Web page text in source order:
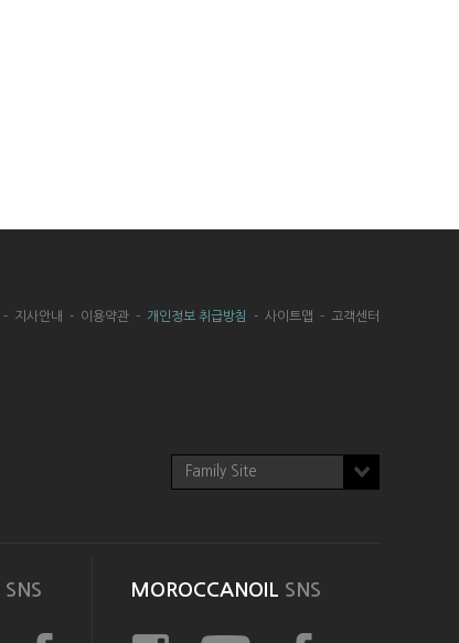
- 지사안내 - 이용약관 - 개인정보 취급방침 - 사이트맵 - 고객센터
Family Site
SNS MOROCCANOIL SNS